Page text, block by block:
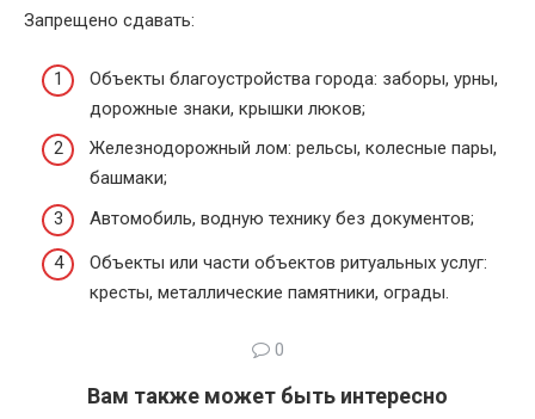
Запрещено сдавать:
Объекты благоустройства города: заборы, урны,
дорожные знаки, крышки люков;
Железнодорожный лом: рельсы, колесные пары,
башмаки;
Автомобиль, водную технику без документов;
Объекты или части объектов ритуальных услуг:
кресты, металлические памятники, ограды.
0
Вам также может быть интересно